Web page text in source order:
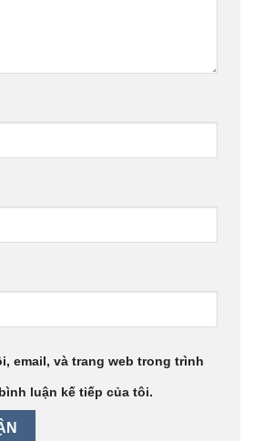
email, và trang web trong trình
luận kế tiếp của tôi.